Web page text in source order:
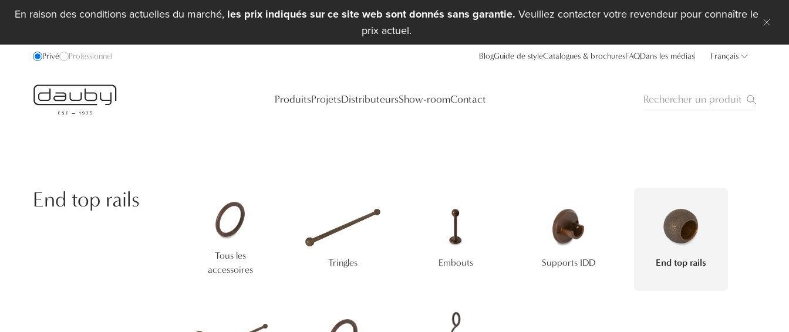
En raison des conditions actuelles du marché, les prix indiqués sur ce site web sont donnés sans garantie. Veuillez contacter votre revendeur pour connaître le
prix actuel.
Privé Professionnel BlogGuide de styleCatalogues & brochuresFAQDans les médias Français
ProduitsProjetsDistributeursShow-roomContact
End top rails
Tous les
accessoires
Tringles Embouts Supports IDD End top rails